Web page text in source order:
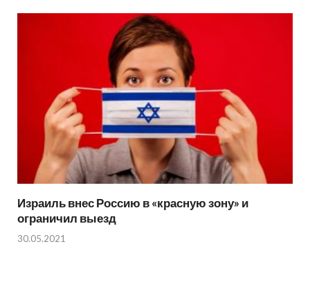
Израиль внес Россию в «красную зону» и
ограничил выезд
30.05.2021